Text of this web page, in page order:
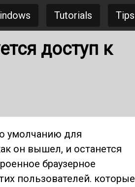
Tutorials Tips
доступ к
умолчанию для
он вышел, и останется
браузерное
пользователей. которые